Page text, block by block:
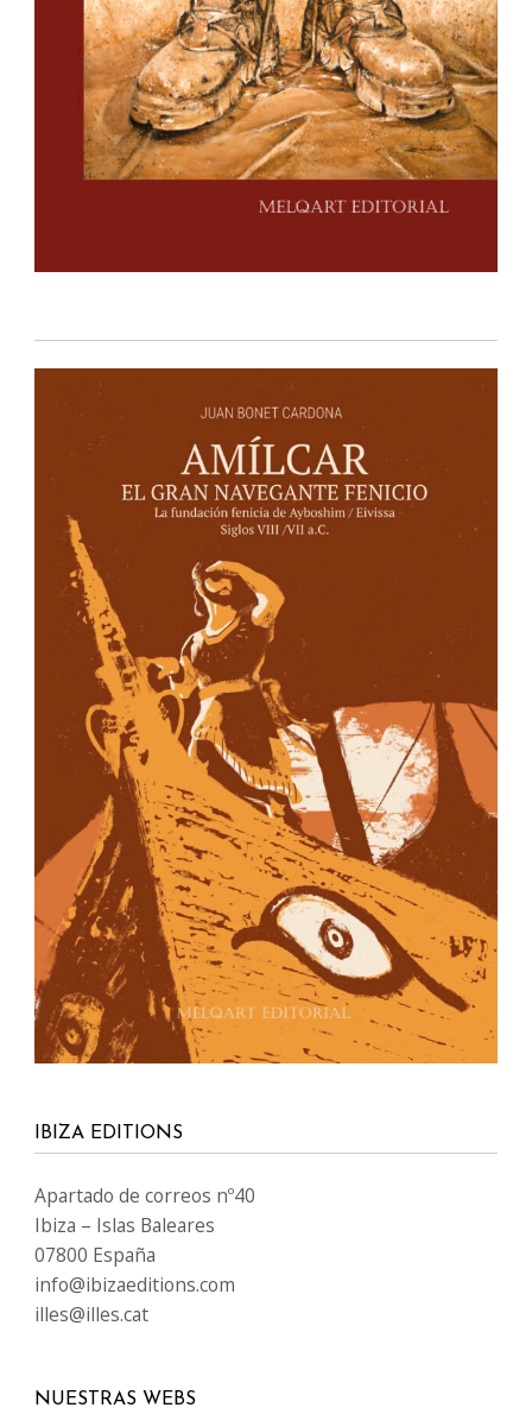
IBIZA EDITIONS
Apartado de correos nº40
Ibiza – Islas Baleares
07800 España
info@ibizaeditions.com
illes@illes.cat
NUESTRAS WEBS